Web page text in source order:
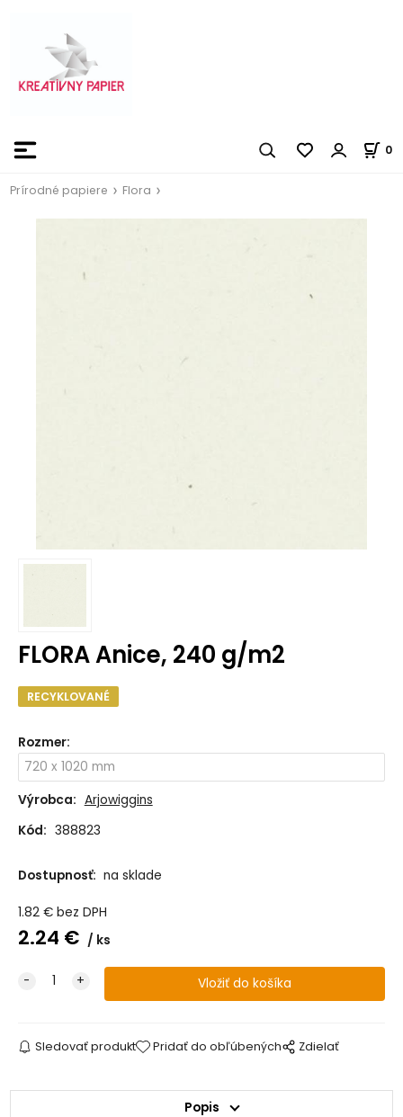
0
Prírodné papiere Flora
FLORA Anice, 240 g/m2
RECYKLOVANÉ
Rozmer:
Výrobca: Arjowiggins
Kód: 388823
Dostupnosť: na sklade
1.82€ bez DPH
2.24 € ks
Sledovať produkt Pridať do obľúbených Zdielať
Popis